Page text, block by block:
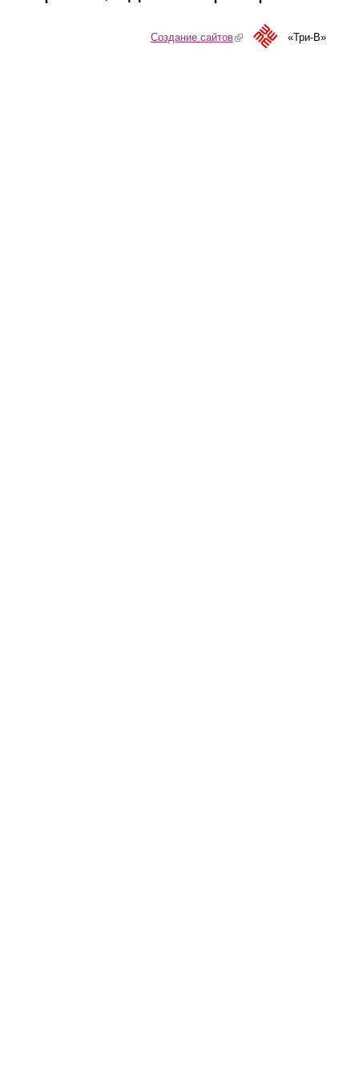
Создание сайтов(link is external)«Три-В»